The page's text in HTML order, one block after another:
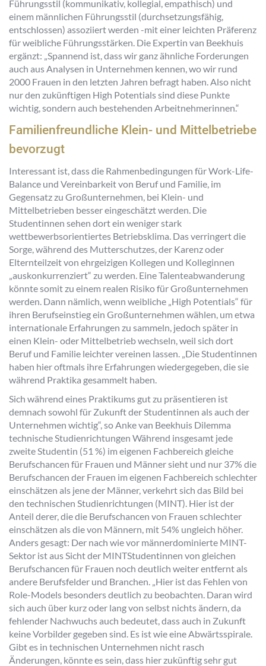
Führungsstil (kommunikativ, kollegial, empathisch) und
einem männlichen Führungsstil (durchsetzungsfähig,
entschlossen) assoziiert werden -mit einer leichten Präferenz
für weibliche Führungsstärken. Die Expertin van Beekhuis
ergänzt: „Spannend ist, dass wir ganz ähnliche Forderungen
auch aus Analysen in Unternehmen kennen, wo wir rund
2000 Frauen in den letzten Jahren befragt haben. Also nicht
nur den zukünftigen High Potentials sind diese Punkte
wichtig, sondern auch bestehenden Arbeitnehmerinnen.“
Familienfreundliche Klein- und Mittelbetriebe
bevorzugt
Interessant ist, dass die Rahmenbedingungen für Work-Life-
Balance und Vereinbarkeit von Beruf und Familie, im
Gegensatz zu Großunternehmen, bei Klein- und
Mittelbetrieben besser eingeschätzt werden. Die
Studentinnen sehen dort ein weniger stark
wettbewerbsorientiertes Betriebsklima. Das verringert die
Sorge, während des Mutterschutzes, der Karenz oder
Elternteilzeit von ehrgeizigen Kollegen und Kolleginnen
„auskonkurrenziert“ zu werden. Eine Talenteabwanderung
könnte somit zu einem realen Risiko für Großunternehmen
werden. Dann nämlich, wenn weibliche „High Potentials“ für
ihren Berufseinstieg ein Großunternehmen wählen, um etwa
internationale Erfahrungen zu sammeln, jedoch später in
einen Klein- oder Mittelbetrieb wechseln, weil sich dort
Beruf und Familie leichter vereinen lassen. „Die Studentinnen
haben hier oftmals ihre Erfahrungen wiedergegeben, die sie
während Praktika gesammelt haben.
Sich während eines Praktikums gut zu präsentieren ist
demnach sowohl für Zukunft der Studentinnen als auch der
Unternehmen wichtig“, so Anke van Beekhuis Dilemma
technische Studienrichtungen Während insgesamt jede
zweite Studentin (51 %) im eigenen Fachbereich gleiche
Berufschancen für Frauen und Männer sieht und nur 37% die
Berufschancen der Frauen im eigenen Fachbereich schlechter
einschätzen als jene der Männer, verkehrt sich das Bild bei
den technischen Studienrichtungen (MINT). Hier ist der
Anteil derer, die die Berufschancen von Frauen schlechter
einschätzen als die von Männern, mit 54% ungleich höher.
Anders gesagt: Der nach wie vor männerdominierte MINT-
Sektor ist aus Sicht der MINTStudentinnen von gleichen
Berufschancen für Frauen noch deutlich weiter entfernt als
andere Berufsfelder und Branchen. „Hier ist das Fehlen von
Role-Models besonders deutlich zu beobachten. Daran wird
sich auch über kurz oder lang von selbst nichts ändern, da
fehlender Nachwuchs auch bedeutet, dass auch in Zukunft
keine Vorbilder gegeben sind. Es ist wie eine Abwärtsspirale.
Gibt es in technischen Unternehmen nicht rasch
Änderungen, könnte es sein, dass hier zukünftig sehr gut